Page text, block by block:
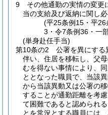
9
その他通勤の実情の変更
当の支給及び返納に関し
(平25条例15・平26
3・令7条例36・一
(単身赴任手当)
第10条の2
公署を異にする
伴い、住居を移転し、父
むを得ない事情により、
ととなった職員で、当該
から当該異動又は公署の
することが通勤距離を考
て困難であると認められ
とを常況とする職員には